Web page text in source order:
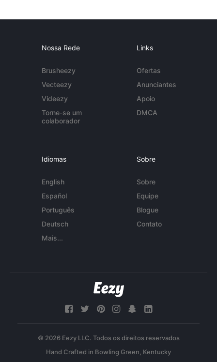
Nossa Rede
Brusheezy
Vecteezy
Videezy
Torne-se um
colaborador
Links
Ofertas
Anunciantes
Apoio
DMCA
Idiomas
English
Español
Português
Deutsch
Mais...
Sobre
Sobre
Equipe
Blogue
Contato
© 2026 Eezy LLC. Todos os direitos reservados